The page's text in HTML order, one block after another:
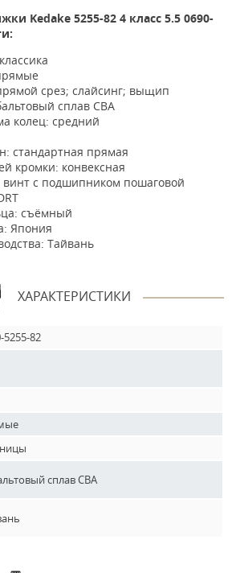
Kedake 5255-82 4 класс 5.5 0690-
срез; слайсинг; выщип
сплав CBA
колец: средний
стандартная прямая
кромки: конвексная
винт с подшипником пошаговой
съёмный
Япония
Тайвань
ХАРАКТЕРИСТИКИ
5255-82
сплав CBA